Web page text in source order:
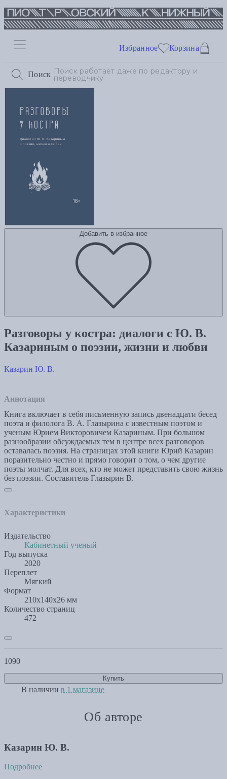
Поиск
Избранное Корзина
Добавить в избранное
Разговоры у костра: диалоги с Ю. В.
Казариным о поэзии, жизни и любви
Казарин Ю. В.
Аннотация
Книга включает в себя письменную запись двенадцати бесед
поэта и филолога В. А. Глазырина с известным поэтом и
ученым Юрием Викторовичем Казариным. При большом
разнообразии обсуждаемых тем в центре всех разговоров
оставалась поэзия. На страницах этой книги Юрий Казарин
поразительно честно и прямо говорит о том, о чем другие
поэты молчат. Для всех, кто не может представить свою жизнь
без поэзии. Составитель Глазырин В.
Характеристики
Издательство
Кабинетный ученый
Год выпуска
2020
Переплет
Мягкий
Формат
210x140x26 мм
Количество страниц
472
1090
Купить
В наличии в 1 магазине
Об авторе
Казарин Ю. В.
Подробнее